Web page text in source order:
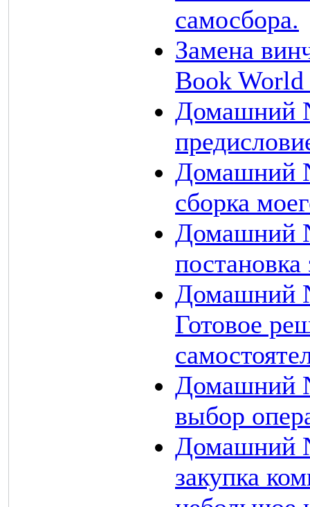
самосбора.
Замена
Book
Домашний
Домашний
сборка
Домашний
Домашний
Готовое
Домашний
выбор
Домашний
закупка